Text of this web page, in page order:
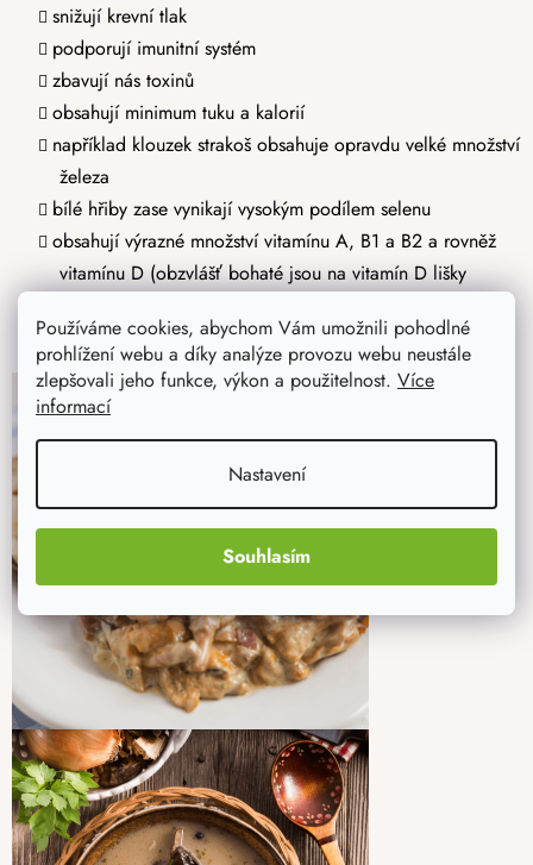
Používáme cookies, abychom Vám umožnili pohodlné
prohlížení webu a díky analýze provozu webu neustále
zlepšovali jeho funkce, výkon a použitelnost. Více
informací
Nastavení
Souhlasím
snižují krevní tlak
podporují imunitní systém
zbavují nás toxinů
obsahují minimum tuku a kalorií
například klouzek strakoš obsahuje opravdu velké množství
železa
bílé hřiby zase vynikají vysokým podílem selenu
obsahují výrazné množství vitamínu A, B1 a B2 a rovněž
vitamínu D (obzvlášť bohaté jsou na vitamín D lišky